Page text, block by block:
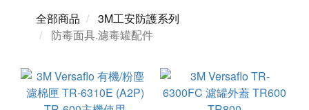
全部商品
3M工安防護系列
防毒面具.濾毒罐配件